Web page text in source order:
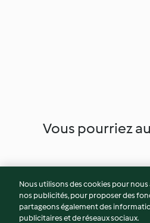
Vous pourriez
Nous utilisons des cookies pour
nos publicités, pour proposer des
partageons également des
publicitaires et de réseaux sociaux.